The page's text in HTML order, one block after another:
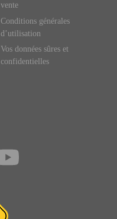
vente
Conditions générales
d’utilisation
Vos données sûres et
confidentielles